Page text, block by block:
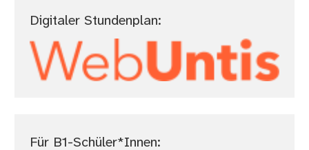
Digitaler Stundenplan:
Für B1-Schüler*Innen: